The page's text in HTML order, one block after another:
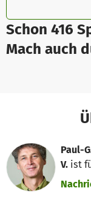
Schon 416
Mach auch
Paul-
V. ist